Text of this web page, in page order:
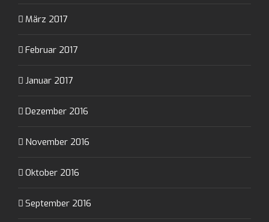
März 2017
Februar 2017
Januar 2017
Dezember 2016
November 2016
Oktober 2016
September 2016